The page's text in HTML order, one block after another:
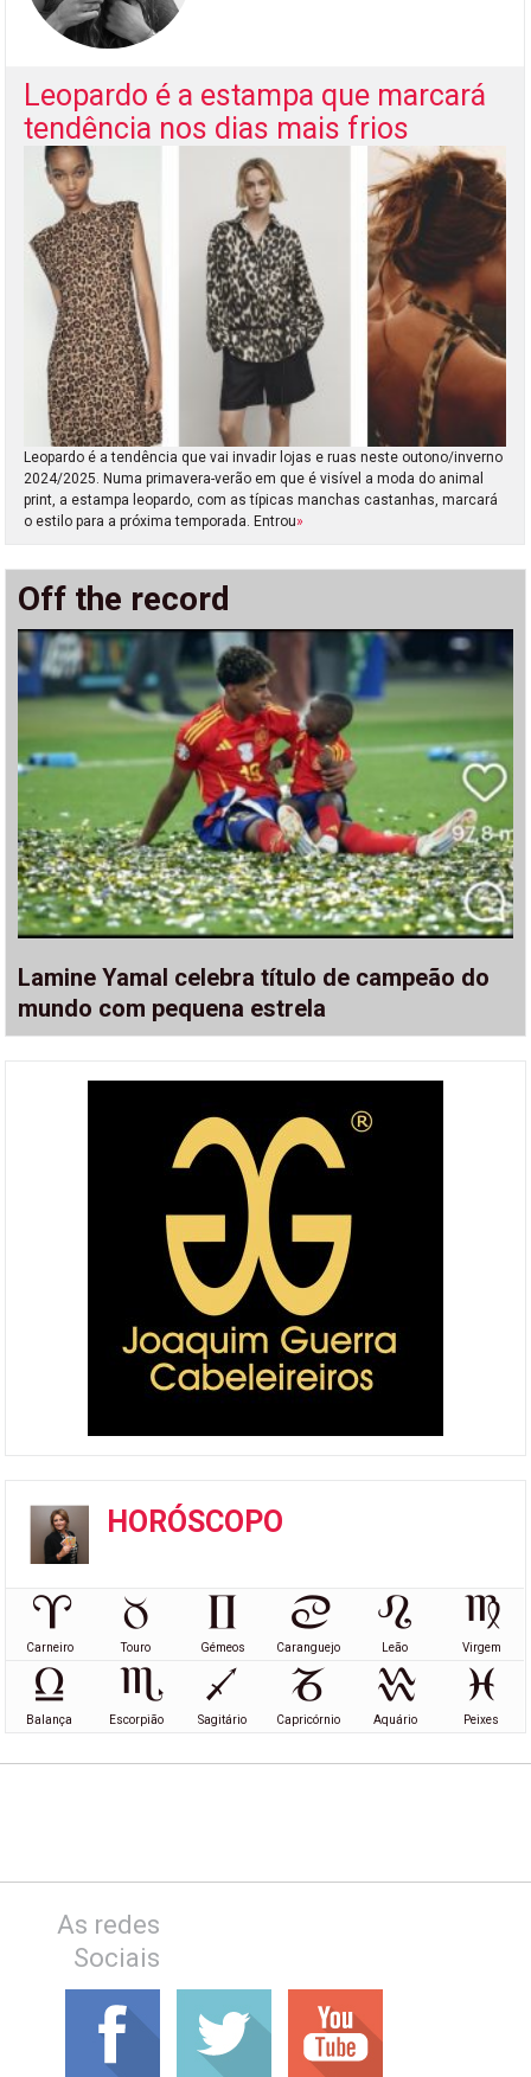
Leopardo é a estampa que marcará
tendência nos dias mais frios
Leopardo é a tendência que vai invadir lojas e ruas neste outono/inverno
2024/2025. Numa primavera-verão em que é visível a moda do animal
print, a estampa leopardo, com as típicas manchas castanhas, marcará
o estilo para a próxima temporada. Entrou»
Off the record
Lamine Yamal celebra título de campeão do
mundo com pequena estrela
HORÓSCOPO
Carneiro Touro Gémeos Caranguejo Leão Virgem
Balança Escorpião Sagitário Capricórnio Aquário Peixes
As redes
Sociais